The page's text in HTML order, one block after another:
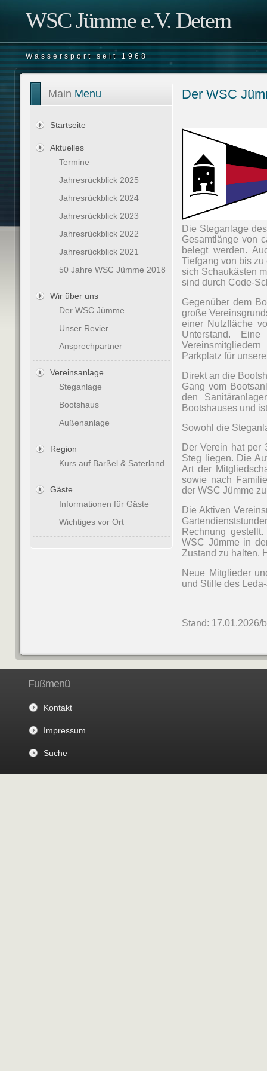
WSC Jümme e.V. Detern
Wassersport seit 1968
Main Menu
Startseite
Aktuelles
Termine
Jahresrückblick 2025
Jahresrückblick 2024
Jahresrückblick 2023
Jahresrückblick 2022
Jahresrückblick 2021
50 Jahre WSC Jümme 2018
Wir über uns
Der WSC Jümme
Unser Revier
Ansprechpartner
Vereinsanlage
Steganlage
Bootshaus
Außenanlage
Region
Kurs auf Barßel & Saterland
Gäste
Informationen für Gäste
Wichtiges vor Ort
Der WSC
Die Steganlage
Gesamtlänge von
belegt werden.
Tiefgang von bis
sich Schaukästen
sind durch Code-
Gegenüber dem
große
einer Nutzfläche
Unterstand.
Parkplatz für
Direkt an die
Gang vom
den
Bootshauses und
Sowohl die
Der Verein hat per
Steg liegen. Die
Art der
sowie nach
der WSC Jümme
Die Aktiven
Rechnung
WSC Jümme in
Zustand zu halten.
Neue Mitglieder
und Stille des
Stand: 17.01.2026/
Fußmenü
Kontakt
Impressum
Suche